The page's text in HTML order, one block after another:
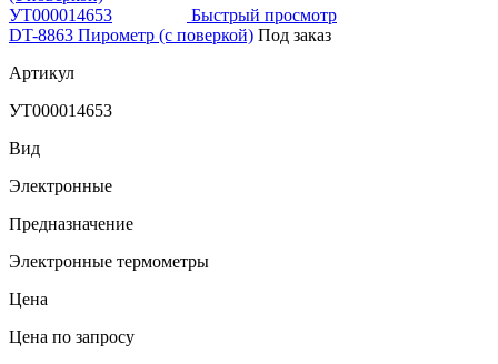
Быстрый просмотр
DT-8863 Пирометр (с поверкой) Под заказ
Артикул
УТ000014653
Вид
Электронные
Предназначение
Электронные термометры
Цена
Цена по запросу